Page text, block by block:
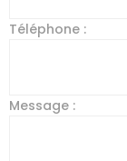
Téléphone :
Message :